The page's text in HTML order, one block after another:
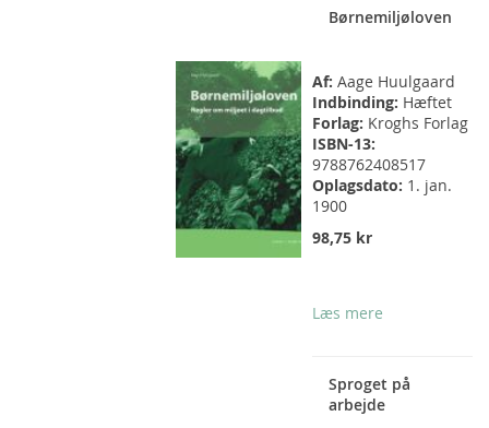
Børnemiljøloven
Af: Aage Huulgaard
Indbinding: Hæftet
Forlag: Kroghs Forlag
ISBN-13:
9788762408517
Oplagsdato: 1. jan.
1900
98,75 kr
Læs mere
Sproget på
arbejde